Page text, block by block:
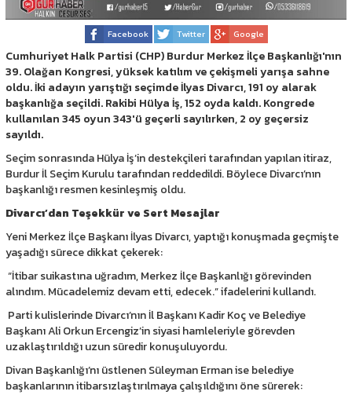
Facebook Twitter Google
Cumhuriyet Halk Partisi (CHP) Burdur Merkez İlçe Başkanlığı'nın
39. Olağan Kongresi, yüksek katılım ve çekişmeli yarışa sahne
oldu. İki adayın yarıştığı seçimde İlyas Divarcı, 191 oy alarak
başkanlığa seçildi. Rakibi Hülya İş, 152 oyda kaldı. Kongrede
kullanılan 345 oyun 343'ü geçerli sayılırken, 2 oy geçersiz
sayıldı.
Seçim sonrasında Hülya İş’in destekçileri tarafından yapılan itiraz,
Burdur İl Seçim Kurulu tarafından reddedildi. Böylece Divarcı’nın
başkanlığı resmen kesinleşmiş oldu.
Divarcı’dan Teşekkür ve Sert Mesajlar
Yeni Merkez İlçe Başkanı İlyas Divarcı, yaptığı konuşmada geçmişte
yaşadığı sürece dikkat çekerek:
“İtibar suikastına uğradım, Merkez İlçe Başkanlığı görevinden
alındım. Mücadelemiz devam etti, edecek.” ifadelerini kullandı.
Parti kulislerinde Divarcı’nın İl Başkanı Kadir Koç ve Belediye
Başkanı Ali Orkun Ercengiz’in siyasi hamleleriyle görevden
uzaklaştırıldığı uzun süredir konuşuluyordu.
Divan Başkanlığı’nı üstlenen Süleyman Erman ise belediye
başkanlarının itibarsızlaştırılmaya çalışıldığını öne sürerek: